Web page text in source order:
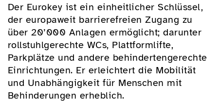
Der Eurokey ist ein einheitlicher Schlüssel,
der europaweit barrierefreien Zugang zu
über 20’000 Anlagen ermöglicht; darunter
rollstuhlgerechte WCs, Plattformlifte,
Parkplätze und andere behindertengerechte
Einrichtungen. Er erleichtert die Mobilität
und Unabhängigkeit für Menschen mit
Behinderungen erheblich.